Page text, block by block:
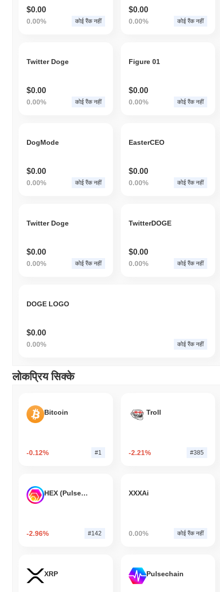
$0.00
0.00% कोई रैंक नहीं
$0.00
0.00% कोई रैंक नहीं
Twitter Doge
$0.00
0.00% कोई रैंक नहीं
Figure 01
$0.00
0.00% कोई रैंक नहीं
DogMode
$0.00
0.00% कोई रैंक नहीं
EasterCEO
$0.00
0.00% कोई रैंक नहीं
Twitter Doge
$0.00
0.00% कोई रैंक नहीं
TwitterDOGE
$0.00
0.00% कोई रैंक नहीं
DOGE LOGO
$0.00
0.00% कोई रैंक नहीं
लोकप्रिय सिक्के
Bitcoin
-0.12% #1
Troll
-2.21% #385
HEX (Pulsechain)
-2.96% #142
XXXAi
0.00% कोई रैंक नहीं
XRP Pulsechain